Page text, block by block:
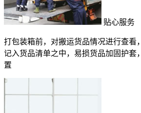
贴心服务
打包装箱前，对搬运货品情况进行查看
记入货品清单之中，易损货品加固护套
置